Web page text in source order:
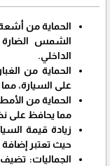
الحماية من
الشمس الضارة
الداخلي.
الحماية من
على السيارة،
الحماية من
مما يحافظ على
زيادة قيمة
حيث تعتبر إضافة
الجماليات: